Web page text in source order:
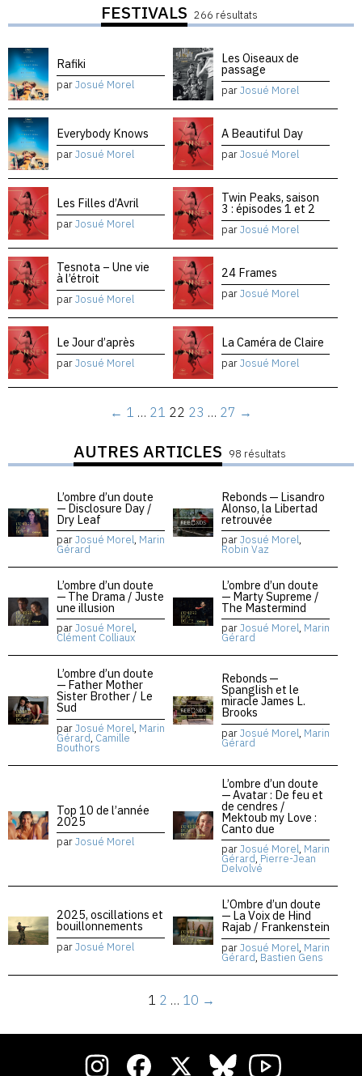
FESTIVALS 266 résultats
Rafiki
parJosué Morel
Les Oiseaux de
passage
parJosué Morel
Everybody Knows
parJosué Morel
A Beautiful Day
parJosué Morel
Les Filles d’Avril
parJosué Morel
Twin Peaks, saison
3 : épisodes 1 et 2
parJosué Morel
Tesnota – Une vie
à l’étroit
parJosué Morel
24 Frames
parJosué Morel
Le Jour d’après
parJosué Morel
La Caméra de Claire
parJosué Morel
← 1 … 21 22 23 … 27 →
AUTRES ARTICLES 98 résultats
L’ombre d’un doute
— Disclosure Day /
Dry Leaf
parJosué Morel, Marin
Gérard
Rebonds — Lisandro
Alonso, la Libertad
retrouvée
parJosué Morel,
Robin Vaz
L’ombre d’un doute
— The Drama / Juste
une illusion
parJosué Morel,
Clément Colliaux
L’ombre d’un doute
— Marty Supreme /
The Mastermind
parJosué Morel, Marin
Gérard
L’ombre d’un doute
— Father Mother
Sister Brother / Le
Sud
parJosué Morel, Marin
Gérard, Camille
Bouthors
Rebonds —
Spanglish et le
miracle James L.
Brooks
parJosué Morel, Marin
Gérard
Top 10 de l’année
2025
parJosué Morel
L’ombre d’un doute
— Avatar : De feu et
de cendres /
Mektoub my Love :
Canto due
parJosué Morel, Marin
Gérard, Pierre-Jean
Delvolvé
2025, oscillations et
bouillonnements
parJosué Morel
L’Ombre d’un doute
— La Voix de Hind
Rajab / Frankenstein
parJosué Morel, Marin
Gérard, Bastien Gens
1 2 … 10 →